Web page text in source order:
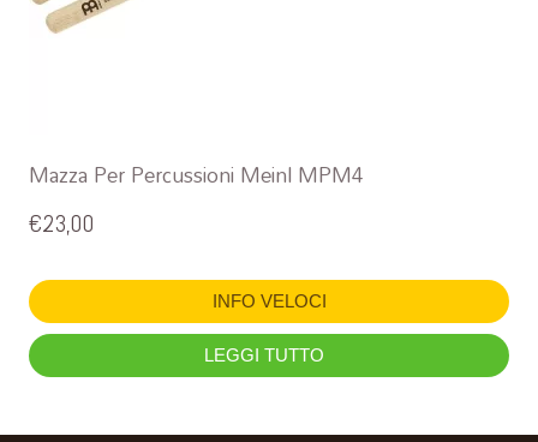
Mazza Per Percussioni Meinl MPM4
€23,00
INFO VELOCI
LEGGI TUTTO